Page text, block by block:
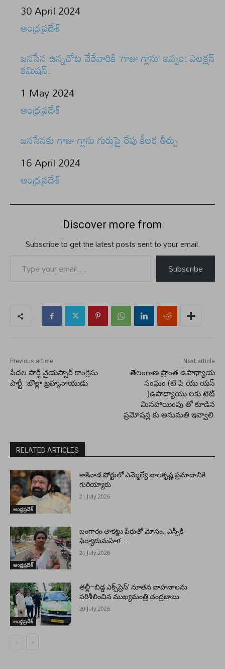
Date
30 April 2024
In relation to
ఆంధ్రప్రదేశ్
జనసేన ఉన్నచోట వేరేవారికి ‘గాజు గ్లాసు’ ఇవ్వం: ఎలక్షన్
కమిషన్.
Date
1 May 2024
In relation to
ఆంధ్రప్రదేశ్
జనసేనకు గాజు గ్లాసు గుర్తుపై రేపు కీలక తీర్పు
Date
16 April 2024
In relation to
ఆంధ్రప్రదేశ్
Discover more from
Subscribe to get the latest posts sent to your email.
Subscribe
Previous article
పేదల పార్టీ వైయస్సార్ కాంగ్రెసు
పార్టీ. :బొల్లా బ్రహ్మనాయుడు
Next article
తెలంగాణ ప్రాంత ఉపాధ్యాయ
సంఘం (టి పి యు యస్
)ఉపాధ్యాయు లకు టెట్
మినహాయింపు తో కూడిన
ప్రమోషన్ల కు అనుమతి ఇవ్వాలి.
RELATED ARTICLES
ఆంధ్రప్రదేశ్
కాకినాడ పోర్టులో ఎమ్మెల్యే బాలకృష్ణ ప్రమాదానికి
గురియ్యారు
21 July 2026
ఆంధ్రప్రదేశ్
బంగారం తాకట్టు పేరుతో మోసం.. ఎస్పీకి
ఫిర్యాదుమహిళ…..
21 July 2026
ఆంధ్రప్రదేశ్
తల్లీ–బిడ్డ ఎక్స్‌ప్రెస్’ నూతన వాహనాలను
పరిశీలించిన ముఖ్యమంత్రి చంద్రబాబు.
20 July 2026